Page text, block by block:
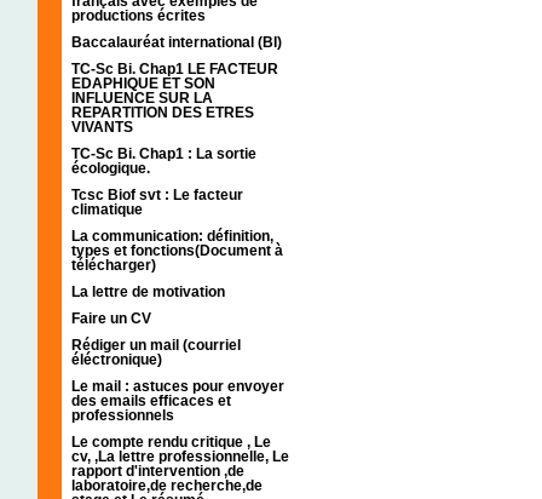
productions écrites
Baccalauréat international (BI)
TC-Sc Bi. Chap1 LE FACTEUR
EDAPHIQUE ET SON
INFLUENCE SUR LA
REPARTITION DES ETRES
VIVANTS
TC-Sc Bi. Chap1 : La sortie
écologique.
Tcsc Biof svt : Le facteur
climatique
La communication: définition,
types et fonctions(Document à
télécharger)
La lettre de motivation
Faire un CV
Rédiger un mail (courriel
éléctronique)
Le mail : astuces pour envoyer
des emails efficaces et
professionnels
Le compte rendu critique , Le
cv, ,La lettre professionnelle, Le
rapport d'intervention ,de
laboratoire,de recherche,de